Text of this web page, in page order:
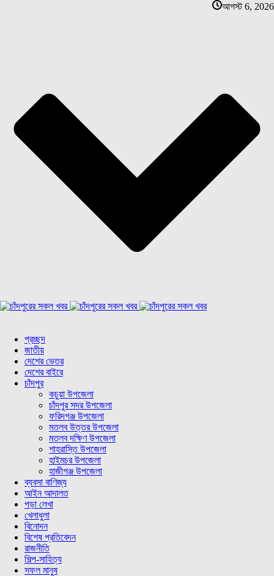
আগস্ট 6, 2026
প্রচ্ছদ
জাতীয়
দেশের ভেতর
দেশের বাইরে
চাঁদপুর
কচুয়া উপজেলা
চাঁদপুর সদর উপজেলা
ফরিদগঞ্জ উপজেলা
মতলব উত্তর উপজেলা
মতলব দক্ষিণ উপজেলা
শাহরাস্তি উপজেলা
হাইমচর উপজেলা
হাজীগঞ্জ উপজেলা
ব্যবসা বাণিজ্য
আইন আদালত
পড়া লেখা
খেলাধুলা
বিনোদন
বিশেষ প্রতিবেদন
রাজনীতি
শিল্প-সাহিত্য
সফল মানুষ